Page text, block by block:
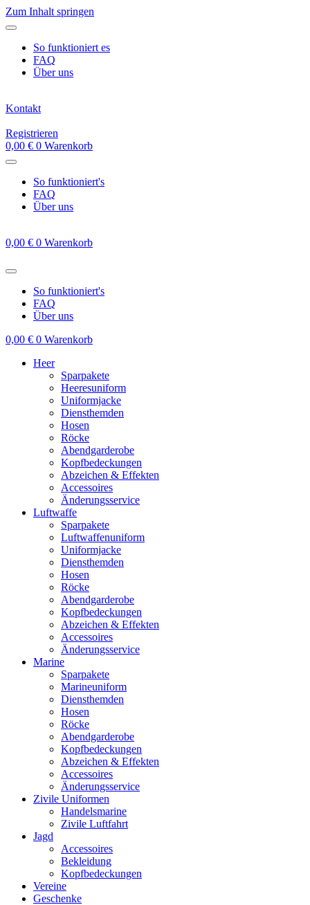
Zum Inhalt springen
So funktioniert es
FAQ
Über uns
Kontakt
Registrieren
0,00 € 0 Warenkorb
So funktioniert's
FAQ
Über uns
0,00 € 0 Warenkorb
So funktioniert's
FAQ
Über uns
0,00 € 0 Warenkorb
Heer
Sparpakete
Heeresuniform
Uniformjacke
Diensthemden
Hosen
Röcke
Abendgarderobe
Kopfbedeckungen
Abzeichen & Effekten
Accessoires
Änderungsservice
Luftwaffe
Sparpakete
Luftwaffenuniform
Uniformjacke
Diensthemden
Hosen
Röcke
Abendgarderobe
Kopfbedeckungen
Abzeichen & Effekten
Accessoires
Änderungsservice
Marine
Sparpakete
Marineuniform
Diensthemden
Hosen
Röcke
Abendgarderobe
Kopfbedeckungen
Abzeichen & Effekten
Accessoires
Änderungsservice
Zivile Uniformen
Handelsmarine
Zivile Luftfahrt
Jagd
Accessoires
Bekleidung
Kopfbedeckungen
Vereine
Geschenke